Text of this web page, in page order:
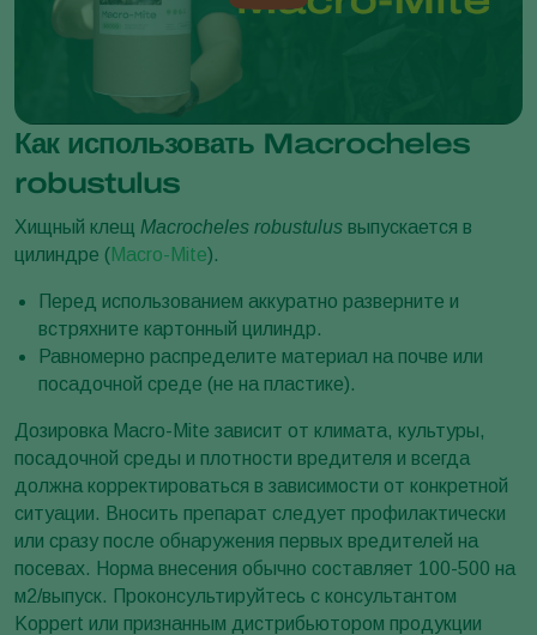
Как использовать Macrocheles
robustulus
Хищный клещ Macrocheles robustulus выпускается в
цилиндре (Macro-Mite).
Перед использованием аккуратно разверните и
встряхните картонный цилиндр.
Равномерно распределите материал на почве или
посадочной среде (не на пластике).
Дозировка Macro-Mite зависит от климата, культуры,
посадочной среды и плотности вредителя и всегда
должна корректироваться в зависимости от конкретной
ситуации. Вносить препарат следует профилактически
или сразу после обнаружения первых вредителей на
посевах. Норма внесения обычно составляет 100-500 на
м2/выпуск. Проконсультируйтесь с консультантом
Koppert или признанным дистрибьютором продукции